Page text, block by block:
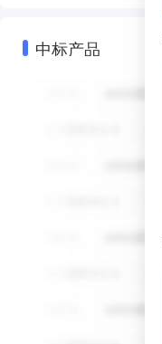
中标产品